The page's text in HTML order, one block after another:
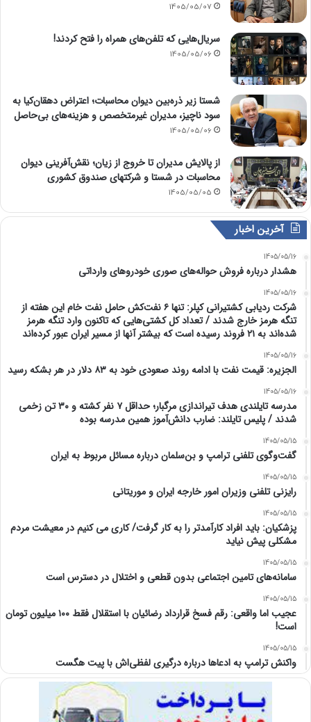
1405/05/07
سریال‌هایی که تلفن‌های همراه را فتح کردند!
1405/05/06
شستا زیر ذره‌بین دیوان محاسبات؛ اعتراض دهقان‌کیا به
سود ناچیز، مدیران غیرمتخصص و هزینه‌های بی‌حاصل
1405/05/06
از پالایش مدیران تا خروج از زیان؛ نقش‌آفرینی دیوان
محاسبات در شستا و شرکتهای صندوق کشوری
1405/05/05
آخرین اخبار
1405/05/16
هشدار درباره فروش حواله‌های صوری خودروهای وارداتی
1405/05/16
شرکت ردیابی کشتیرانی کپلر: تنها ۶ نفت‌کش حامل نفت خام این هفته از
تنگه هرمز خارج شدند / تعداد کل کشتی‌هایی که تاکنون وارد تنگه هرمز
شده‌اند به ۲۱ فروند رسیده است که بیشتر آنها از مسیر ایران عبور کرده‌اند
1405/05/16
الجزیره: قیمت نفت با ادامه روند صعودی خود به ۸۳ دلار در هر بشکه رسید
1405/05/16
مدرسه تایلندی هدف تیراندازی مرگبار؛ حداقل ۷ نفر کشته و ۳۰ تن زخمی
شدند / پلیس تایلند: ضارب دانش‌آموز همین مدرسه بوده
1405/05/15
گفت‌وگوی تلفنی ترامپ و بن‌سلمان درباره مسائل مربوط به ایران
1405/05/15
رایزنی تلفنی وزیران امور خارجه ایران و موریتانی
1405/05/15
پزشکیان: باید افراد کارآمدتر را به کار گرفت/ کاری می کنیم در معیشت مردم
مشکلی پیش نیاید
1405/05/15
سامانه‌های تامین اجتماعی بدون قطعی و اختلال در دسترس است
1405/05/15
عجیب اما واقعی: رقم فسخ قرارداد رضائیان با استقلال فقط ۱۰۰ میلیون تومان
است!
1405/05/15
واکنش ترامپ به ادعاها درباره درگیری لفظی‌اش با پیت هگست